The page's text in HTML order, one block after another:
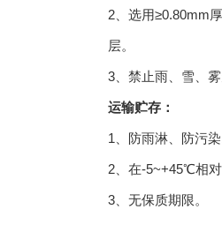
2、选用≥0.80mm
层。
3、禁止雨、雪、
运输贮存：
1、防雨淋、防污染
2、在-5~+45℃相对
3、无保质期限。